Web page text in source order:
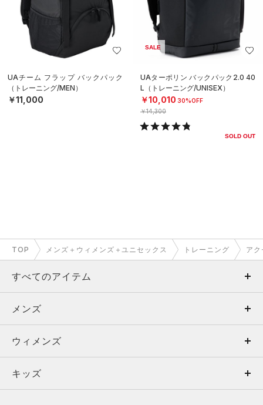
UAチーム フラップ バックパック
（トレーニング/MEN）
￥11,000
SALE
UAターポリン バックパック2.0 40
L（トレーニング/UNISEX）
￥10,010 30%OFF
￥14,300
SOLD OUT
TOP メンズ＋ウィメンズ＋ユニセックス トレーニング ア
すべてのアイテム
メンズ
ウィメンズ
キッズ
メンズ
トップス
ボトムス
ウィメンズ
トップス
キッズ